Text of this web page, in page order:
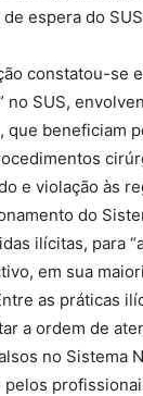
espera do
constatou-se
no SUS,
que beneficiam
e violação às
do
ilícitas, para
em sua
as práticas
a ordem de
no Sistema
pelos